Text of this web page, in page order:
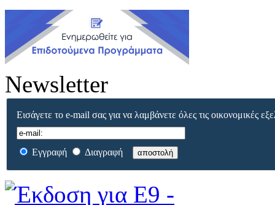
Newsletter
Εισάγετε το e-mail σας για να λαμβάνετε όλες τις οικονομικές
Εγγραφή Διαγραφή αποστολή